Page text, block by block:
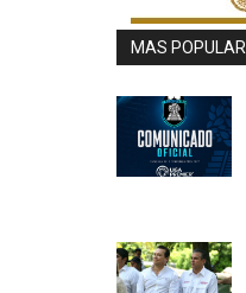
MAS POPULAR